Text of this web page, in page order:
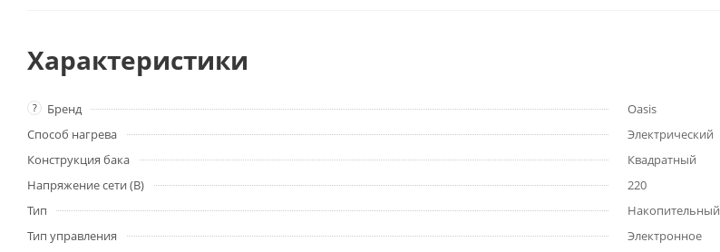
Характеристики
? Бренд
Oasis
Способ нагрева
Электрический
Конструкция бака
Квадратный
Напряжение сети (В)
220
Тип
Накопительный
Тип управления
Электронное